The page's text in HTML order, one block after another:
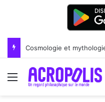
Renoir : la peinture
Menu